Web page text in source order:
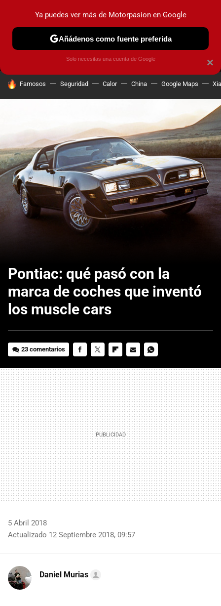
MENÚ NUEVO
COCHES ELÉCTRICOS OBSERVATORIO
HOY SE HABLA DE
Famosos Seguridad Calor China Google Maps
Pontiac: qué pasó con la
marca de coches que inventó
los muscle cars
23 comentarios
MAIL
5 Abril 2018
Actualizado 12 Septiembre 2018, 09:57
Daniel Murias
×
Ya puedes ver más de Motorpasion en Google
Añádenos como fuente preferida
Solo necesitas una cuenta de Google